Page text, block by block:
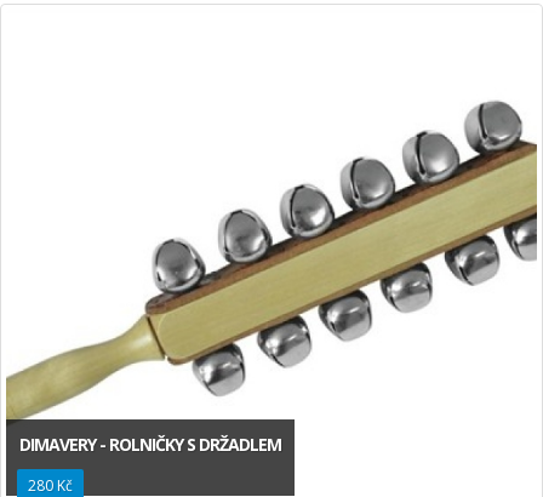
DIMAVERY - ROLNIČKY S DRŽADLEM
280 Kč